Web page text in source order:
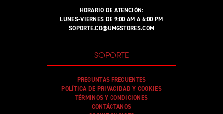
HORARIO DE ATENCIÓN:
LUNES-VIERNES DE 9:00 AM A 6:00 PM
SOPORTE.CO@UMGSTORES.COM
SOPORTE
PREGUNTAS FRECUENTES
POLÍTICA DE PRIVACIDAD Y COOKIES
TÉRMINOS Y CONDICIONES
CONTÁCTANOS